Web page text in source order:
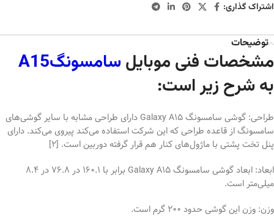
اشتراک گذاری:
توضیحات
مشخصات فنی موبایلسامسونگA15
به شرح زیر است:
طراحی: گوشی سامسونگ Galaxy A15 دارای طراحی مشابه با سایر گوشی‌های
سامسونگ از قاعده طراحی که این شرکت استفاده می‌کند پیروی می‌کند. دارای
پنل تخت پشتی با ماژول‌های کنار هم قرار گرفته دوربین است. [2]
ابعاد: ابعاد گوشی سامسونگ Galaxy A15 برابر با 160.1 در 76.8 در 8.4
میلی‌متر است.
وزن: وزن این گوشی حدود 200 گرم است.